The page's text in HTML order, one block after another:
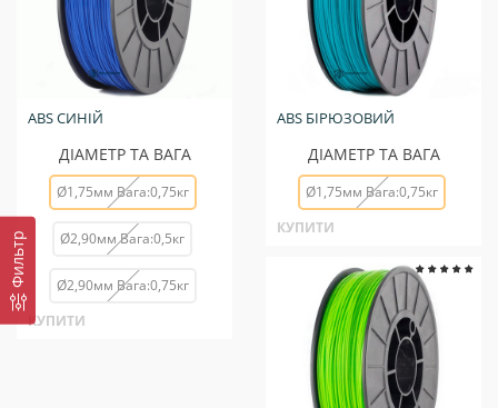
Фильтр
ABS СИНІЙ
ДІАМЕТР ТА ВАГА
Ø1,75мм Вага:0,75кг
Ø2,90мм Вага:0,5кг
Ø2,90мм Вага:0,75кг
КУПИТИ
ABS БІРЮЗОВИЙ
ДІАМЕТР ТА ВАГА
Ø1,75мм Вага:0,75кг
КУПИТИ